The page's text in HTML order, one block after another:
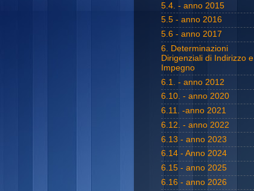
5.4. - anno 2015
5.5 - anno 2016
5.6 - anno 2017
6. Determinazioni
Dirigenziali di Indirizzo e
Impegno
6.1. - anno 2012
6.10. - anno 2020
6.11. -anno 2021
6.12. - anno 2022
6.13 - anno 2023
6.14 - Anno 2024
6.15 - anno 2025
6.16 - anno 2026